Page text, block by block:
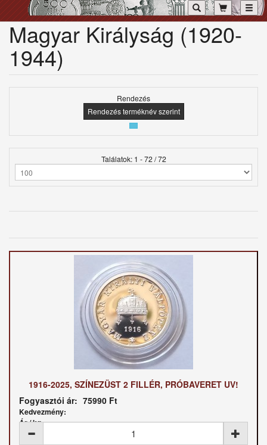
Magyar Királyság (1920-
1944)
Rendezés
Rendezés terméknév szerint
Találatok: 1 - 72 / 72
1916-2025, SZÍNEZÜST 2 FILLÉR, PRÓBAVERET UV!
Fogyasztói ár: 75990 Ft
Kedvezmény:
Ár / kg: